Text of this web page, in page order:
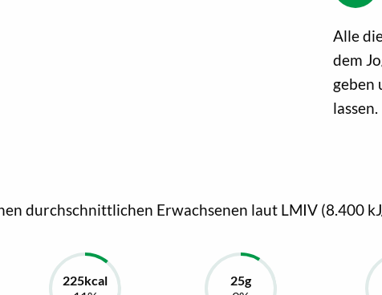
Alle
dem
geben
lassen.
durchschnittlichen Erwachsenen laut LMIV (8.400